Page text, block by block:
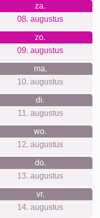
za.
08. augustus
zo.
09. augustus
ma.
10. augustus
di.
11. augustus
wo.
12. augustus
do.
13. augustus
vr.
14. augustus